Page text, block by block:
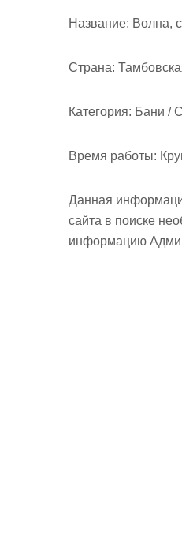
Название: Волна,
Страна:
Категория: Бани /
Время работы:
Данная
сайта в поиске
информацию